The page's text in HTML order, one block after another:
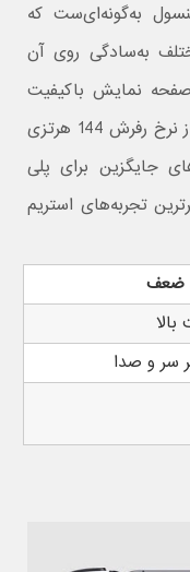
به‌گونه‌ای‌ست که
به‌سادگی روی آن
صفحه نمایش باکیفیت
امولد این دستگاه که قادر به پشتیبانی از نرخ رفرش 144 هرتزی
جایگزین برای پلی
تجربه‌های استریم
ضعف
سر و صدا